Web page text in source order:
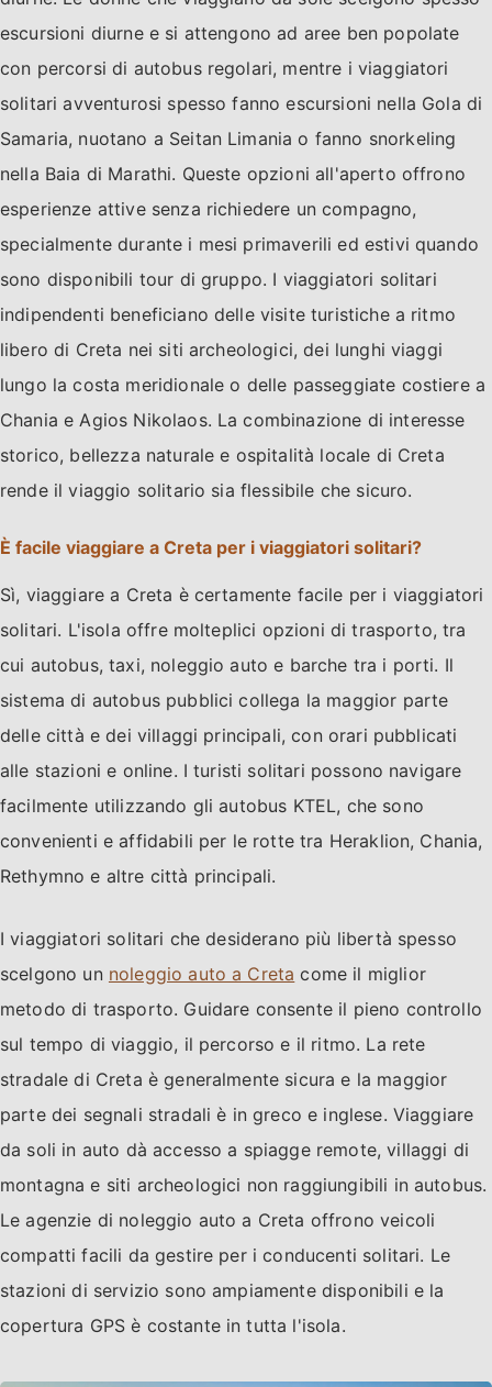
escursioni diurne e si attengono ad aree ben popolate
con percorsi di autobus regolari, mentre i viaggiatori
solitari avventurosi spesso fanno escursioni nella Gola di
Samaria, nuotano a Seitan Limania o fanno snorkeling
nella Baia di Marathi. Queste opzioni all'aperto offrono
esperienze attive senza richiedere un compagno,
specialmente durante i mesi primaverili ed estivi quando
sono disponibili tour di gruppo. I viaggiatori solitari
indipendenti beneficiano delle visite turistiche a ritmo
libero di Creta nei siti archeologici, dei lunghi viaggi
lungo la costa meridionale o delle passeggiate costiere a
Chania e Agios Nikolaos. La combinazione di interesse
storico, bellezza naturale e ospitalità locale di Creta
rende il viaggio solitario sia flessibile che sicuro.
È facile viaggiare a Creta per i viaggiatori solitari?
Sì, viaggiare a Creta è certamente facile per i viaggiatori
solitari. L'isola offre molteplici opzioni di trasporto, tra
cui autobus, taxi, noleggio auto e barche tra i porti. Il
sistema di autobus pubblici collega la maggior parte
delle città e dei villaggi principali, con orari pubblicati
alle stazioni e online. I turisti solitari possono navigare
facilmente utilizzando gli autobus KTEL, che sono
convenienti e affidabili per le rotte tra Heraklion, Chania,
Rethymno e altre città principali.
I viaggiatori solitari che desiderano più libertà spesso
scelgono un noleggio auto a Creta come il miglior
metodo di trasporto. Guidare consente il pieno controllo
sul tempo di viaggio, il percorso e il ritmo. La rete
stradale di Creta è generalmente sicura e la maggior
parte dei segnali stradali è in greco e inglese. Viaggiare
da soli in auto dà accesso a spiagge remote, villaggi di
montagna e siti archeologici non raggiungibili in autobus.
Le agenzie di noleggio auto a Creta offrono veicoli
compatti facili da gestire per i conducenti solitari. Le
stazioni di servizio sono ampiamente disponibili e la
copertura GPS è costante in tutta l'isola.